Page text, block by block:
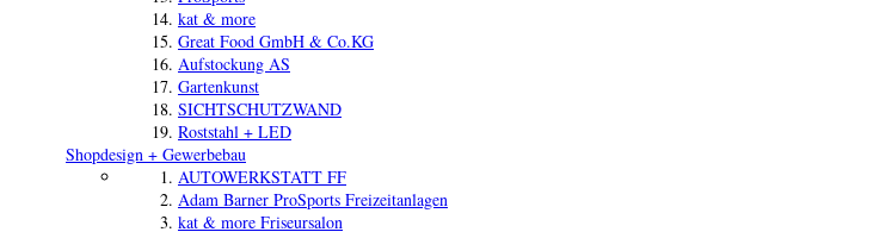
kat & more
Great Food GmbH & Co.KG
Aufstockung AS
Gartenkunst
SICHTSCHUTZWAND
Roststahl + LED
Shopdesign + Gewerbebau
AUTOWERKSTATT FF
Adam Barner ProSports Freizeitanlagen
kat & more Friseursalon